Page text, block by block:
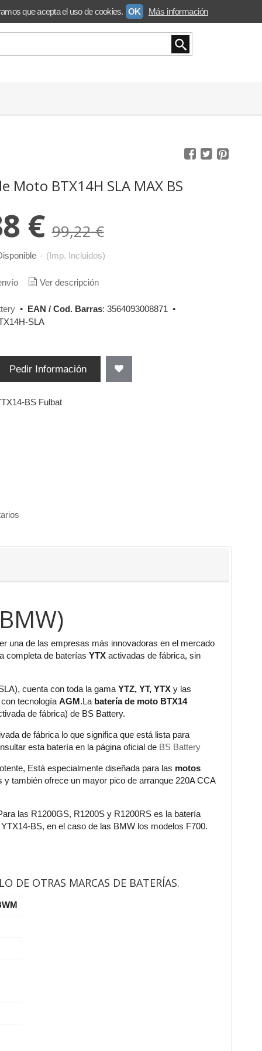
Moto BTX14H SLA MAX BS
€99,22 €
- (Imp. Incluidos)
Ver descripción
• EAN / Cod. Barras: 3564093008871 •
SLA
Pedir Información
BS Fulbat
una de las empresas más innovadoras en el mercado
completa de bateríasYTX activadas de fábrica, sin
cuenta con toda la gamaYTZ, YT, YTX y las
con tecnologíaAGM.La batería de moto BTX14
de fábrica) de BS Battery.
de fábrica lo que significa que está lista para
esta batería en la página oficial de BS Battery
Está especialmente diseñada para las motos
también ofrece un mayor pico de arranque 220A CCA
las R1200GS, R1200S y R1200RS es la batería
BS, en el caso de las BMW los modelos F700.
DE OTRAS MARCAS DE BATERÍAS.
que acepta el uso de cookies. OK Más información